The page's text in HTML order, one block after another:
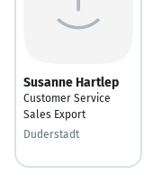
Susanne Hartlep
Customer Service
Sales Export
Duderstadt